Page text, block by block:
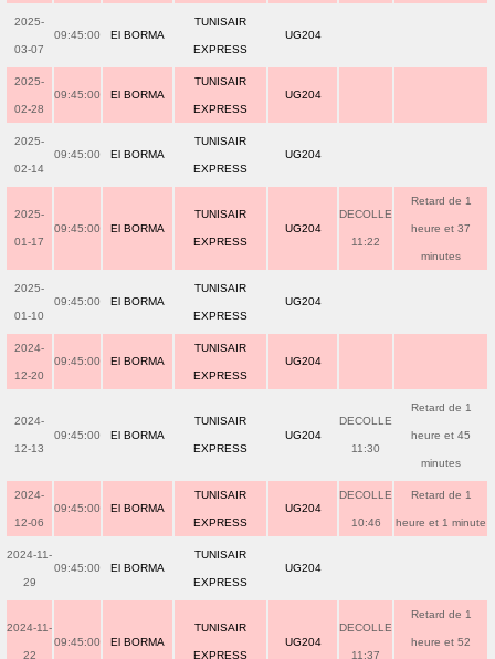
2025-
03-07
09:45:00 El BORMA
TUNISAIR
EXPRESS
UG204
2025-
02-28
09:45:00 El BORMA
TUNISAIR
EXPRESS
UG204
2025-
02-14
09:45:00 El BORMA
TUNISAIR
EXPRESS
UG204
2025-
01-17
09:45:00 El BORMA
TUNISAIR
EXPRESS
UG204
DECOLLE
11:22
Retard de 1
heure et 37
minutes
2025-
01-10
09:45:00 El BORMA
TUNISAIR
EXPRESS
UG204
2024-
12-20
09:45:00 El BORMA
TUNISAIR
EXPRESS
UG204
2024-
12-13
09:45:00 El BORMA
TUNISAIR
EXPRESS
UG204
DECOLLE
11:30
Retard de 1
heure et 45
minutes
2024-
12-06
09:45:00 El BORMA
TUNISAIR
EXPRESS
UG204
DECOLLE
10:46
Retard de 1
heure et 1 minute
2024-11-
29
09:45:00 El BORMA
TUNISAIR
EXPRESS
UG204
2024-11-
22
09:45:00 El BORMA
TUNISAIR
EXPRESS
UG204
DECOLLE
11:37
Retard de 1
heure et 52